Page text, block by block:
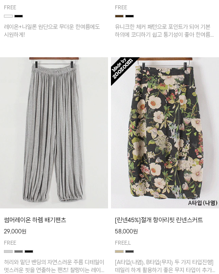
FREE
레이온+나일론 원단으로 무더운 한여름에도
시원하게!
FREE
유니크한 체커 패턴으로 포인트가 되어 기본
하의에 코디하기 쉽고 통기성이 좋아 한여름에
썸머레이온 하렘 배기팬츠
29,000원
FREE
허리와 밑단 밴딩의 자연스러운 주름 디테일이
멋스러운 핏을 연출하는 팬츠! 찰랑이는 레이
[린넨45%]절개 항아리핏 린넨스커트
58,000원
FREE,L
[A타입(나염), B타입(무지) 두 가지 타입진행]
데일리 하게 활용하기 좋은 무지 타입이 추가